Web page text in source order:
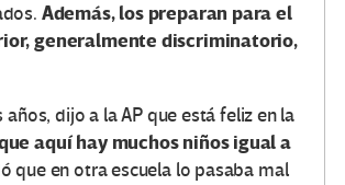
Además, los preparan para el
generalmente discriminatorio,
años, dijo a la AP que está feliz en la
aquí hay muchos niños igual a
que en otra escuela lo pasaba mal